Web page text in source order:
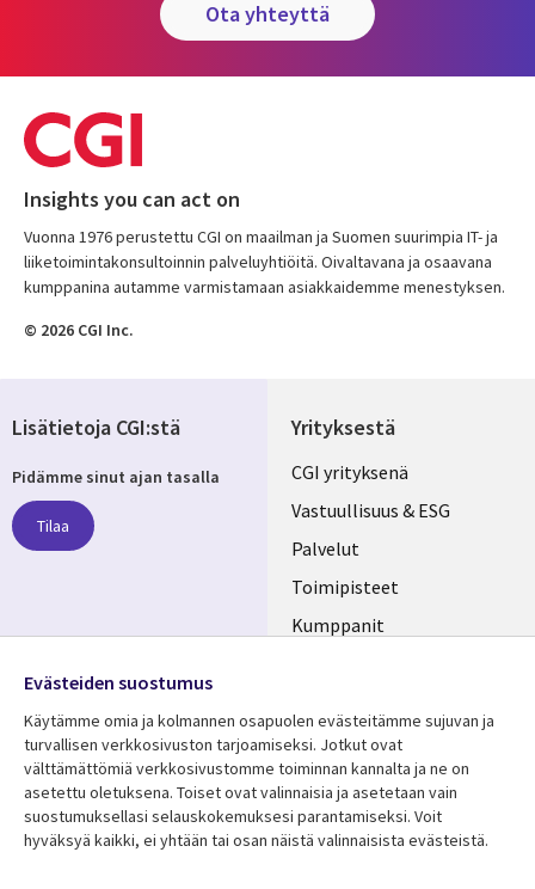
ota yhteyttä
Insights you can act on
Vuonna 1976 perustettu CGI on maailman ja Suomen suurimpia IT- ja
liiketoimintakonsultoinnin palveluyhtiöitä. Oivaltavana ja osaavana
kumppanina autamme varmistamaan asiakkaidemme menestyksen.
© 2026 CGI Inc.
Yrityksestä
Useful
links
FINLAND
CGI yrityksenä
Vastuullisuus & ESG
Palvelut
Toimipisteet
Kumppanit
Resurssikeskus
Library
Asiakastarinat
Lisätietoa
Legal
Tietosuoja
Lisätietoja CGI:stä
Pidämme sinut ajan tasalla
Tilaa
Media
FINLAND
Evästeiden suostumus
Käytämme omia ja kolmannen osapuolen evästeitämme sujuvan ja
turvallisen verkkosivuston tarjoamiseksi. Jotkut ovat
välttämättömiä verkkosivustomme toiminnan kannalta ja ne on
asetettu oletuksena. Toiset ovat valinnaisia ​​ja asetetaan vain
suostumuksellasi selauskokemuksesi parantamiseksi. Voit
hyväksyä kaikki, ei yhtään tai osan näistä valinnaisista evästeistä.